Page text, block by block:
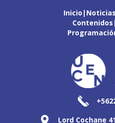
Inicio Noticias
Contenidos
Lord Cochane